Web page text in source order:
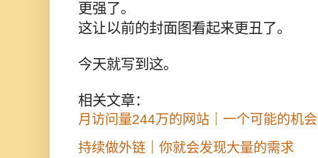
更强了。
这让以前的封面图看起来更丑了。
今天就写到这。
相关文章：
月访问量244万的网站｜一个可能的机会
持续做外链｜你就会发现大量的需求